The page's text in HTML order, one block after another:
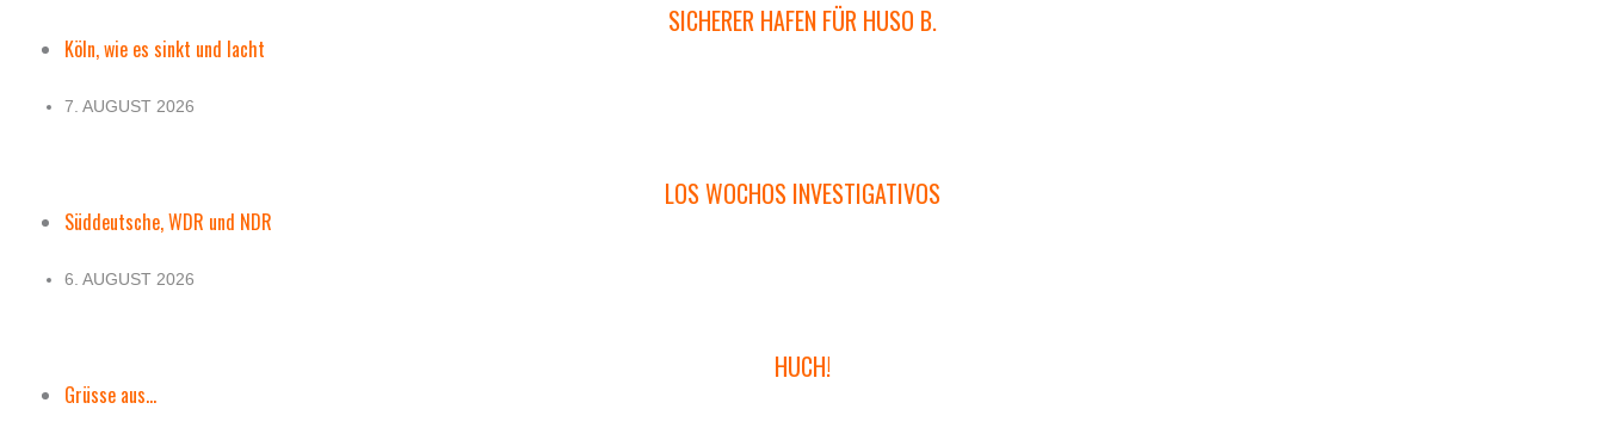
SICHERER HAFEN FÜR HUSO B.
Köln, wie es sinkt und lacht
7. AUGUST 2026
LOS WOCHOS INVESTIGATIVOS
Süddeutsche, WDR und NDR
6. AUGUST 2026
HUCH!
Grüsse aus...